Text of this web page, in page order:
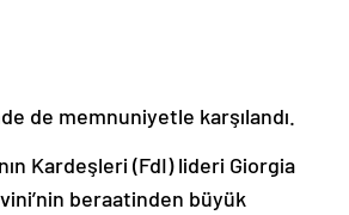
de memnuniyetle karşılandı.
Kardeşleri (FdI) lideri Giorgia
beraatinden büyük